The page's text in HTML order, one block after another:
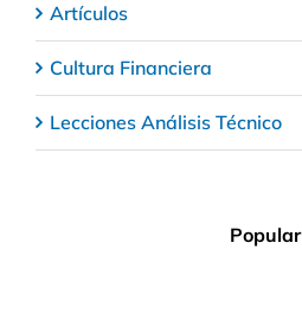
Artículos
Cultura Financiera
Lecciones Análisis Técnico
Popular